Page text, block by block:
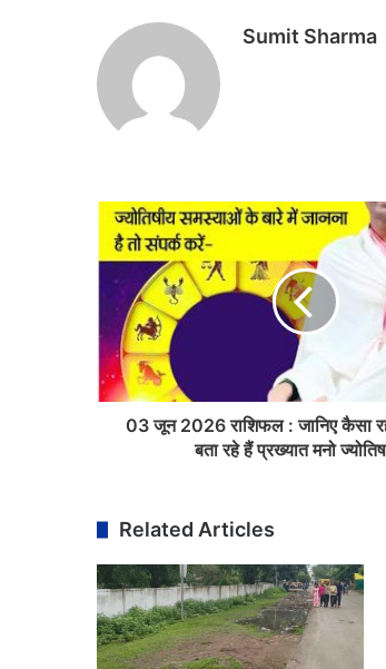
Sumit Sharma
03 जून 2026 राशिफल : जानिए कैसा
बता रहे हैं प्रख्यात मनो
Related Articles